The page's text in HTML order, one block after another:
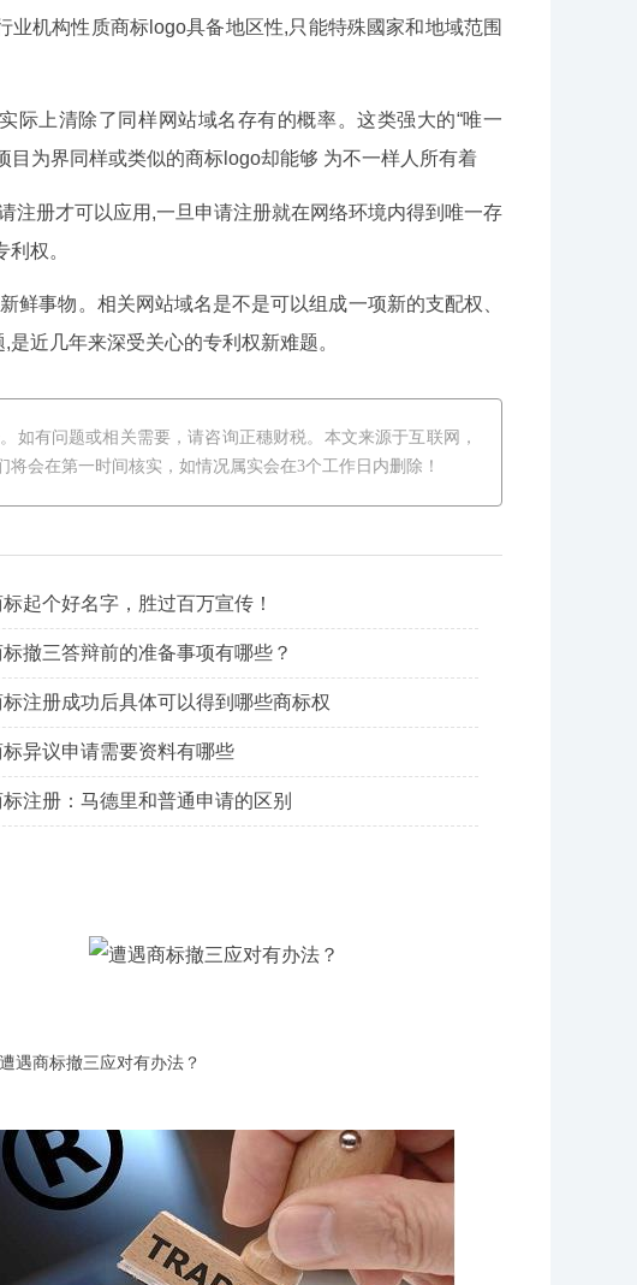
机构性质商标logo具备地区性,只能特殊國家和地域范围
上清除了同样网站域名存有的概率。这类强大的“唯一
为界同样或类似的商标logo却能够 为不一样人所有着
册才可以应用,一旦申请注册就在网络环境内得到唯一存
权。
事物。相关网站域名是不是可以组成一项新的支配权、
近几年来深受关心的专利权新难题。
有问题或相关需要，请咨询正穗财税。本文来源于互联网，
会在第一时间核实，如情况属实会在3个工作日内删除！
起个好名字，胜过百万宣传！
撤三答辩前的准备事项有哪些？
标注册成功后具体可以得到哪些商标权
标异议申请需要资料有哪些
注册：马德里和普通申请的区别
遭遇商标撤三应对有办法？